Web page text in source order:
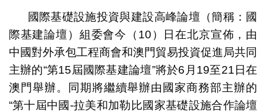
國際基礎設施投資與建設高峰論壇（簡稱：國
際基建論壇）組委會今（10）日在北京宣佈，由
中國對外承包工程商會和澳門貿易投資促進局共同
主辦的“第15屆國際基建論壇”將於6月19至21日在
澳門舉辦。同期將繼續舉辦由國家商務部主辦的
“第十屆中國-拉美和加勒比國家基礎設施合作論壇